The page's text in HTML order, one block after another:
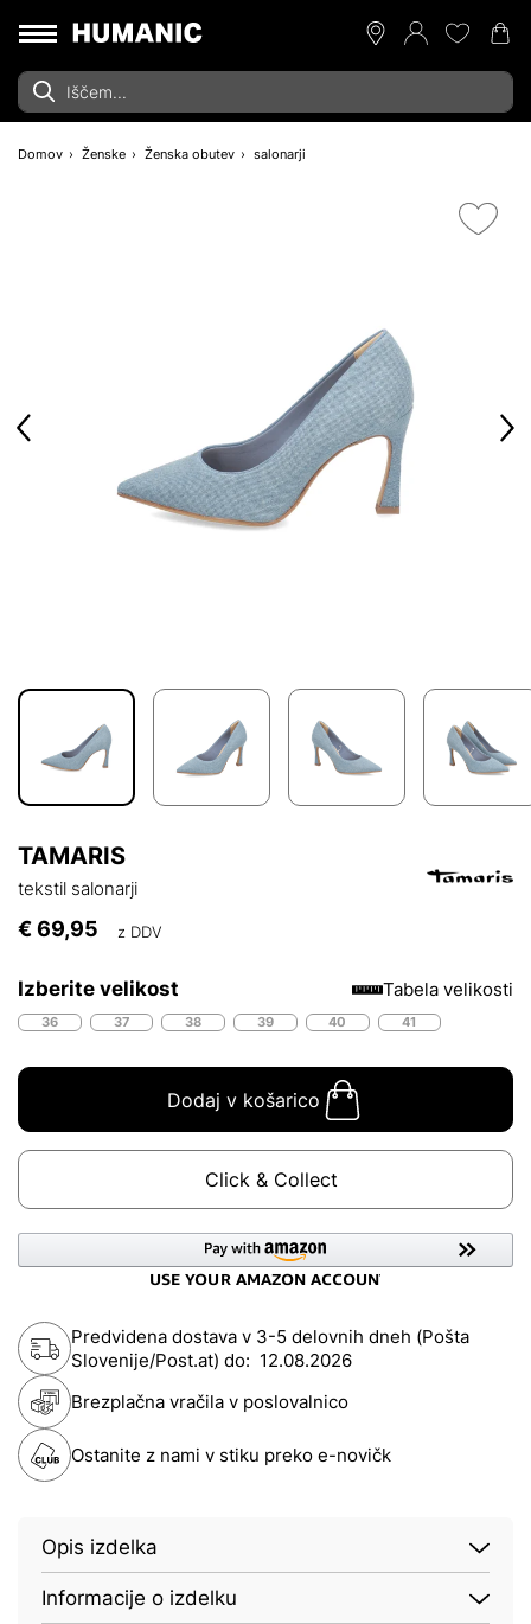
Domov Ženske Ženska obutev salonarji
TAMARIS
tekstil salonarji
€ 69,95 z DDV
Izberite velikost Tabela velikosti
36 37 38 39 40 41
Dodaj v košarico
Click & Collect
Predvidena dostava v 3-5 delovnih dneh (Pošta
Slovenije/Post.at) do: 12.08.2026
Brezplačna vračila v poslovalnico
Ostanite z nami v stiku preko e-novičk
Opis izdelka
Informacije o izdelku